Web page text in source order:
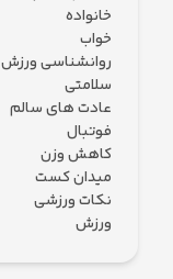
خانواده
خواب
روانشناسی ورزش
سلامتی
عادت های سالم
فوتبال
کاهش وزن
میدان کست
نکات ورزشی
ورزش